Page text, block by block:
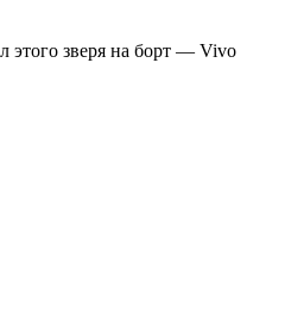
этого зверя на борт — Vivo